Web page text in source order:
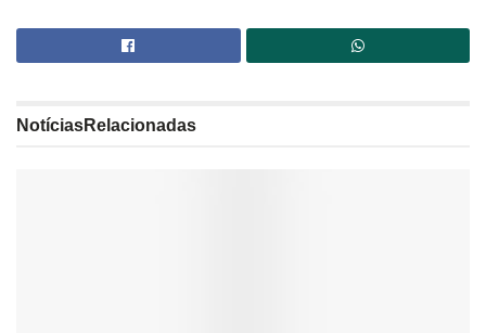
NotíciasRelacionadas